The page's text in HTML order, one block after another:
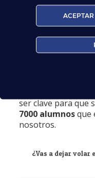
Centros de
Españapara
Nuestro
curso
ser clave para que
7000 alumnosque
nosotros.
¿Vas a dejar volar
ACEPTAR